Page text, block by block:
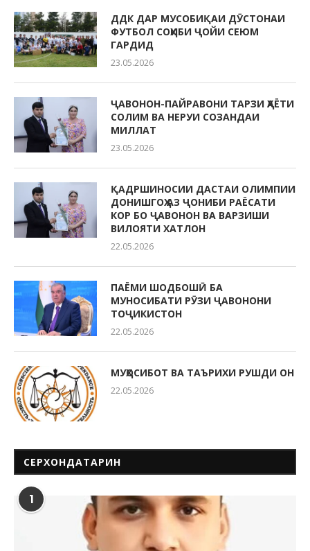
ДДК ДАР МУСОБИҚАИ ДӮСТОНАИ
ФУТБОЛ СОҲИБИ ҶОЙИ СЕЮМ
ГАРДИД
23.05.2026
ҶАВОНОН-ПАЙРАВОНИ ТАРЗИ ҲАЁТИ
СОЛИМ ВА НЕРУИ СОЗАНДАИ
МИЛЛАТ
23.05.2026
ҚАДРШИНОСИИ ДАСТАИ ОЛИМПИИ
ДОНИШГОҲ АЗ ҶОНИБИ РАЁСАТИ
КОР БО ҶАВОНОН ВА ВАРЗИШИ
ВИЛОЯТИ ХАТЛОН
22.05.2026
ПАЁМИ ШОДБОШӢ БА
МУНОСИБАТИ РӮЗИ ҶАВОНОНИ
ТОҶИКИСТОН
22.05.2026
МУҲОСИБОТ ВА ТАЪРИХИ РУШДИ ОН
22.05.2026
СЕРХОНДАТАРИН
1